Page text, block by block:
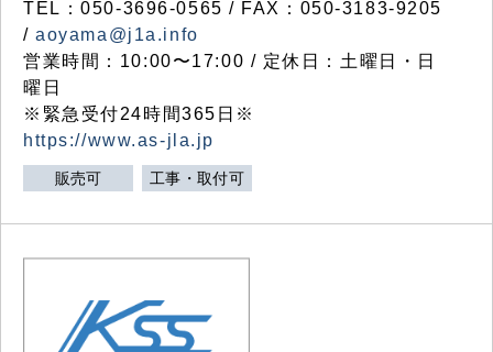
TEL：050-3696-0565 / FAX：050-3183-9205
/aoyama@j1a.info
営業時間：10:00〜17:00 / 定休日：土曜日・日
曜日
※緊急受付24時間365日※
https://www.as-jla.jp
販売可 工事・取付可